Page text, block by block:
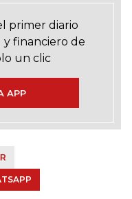
primer diario
y financiero de
un clic
APP